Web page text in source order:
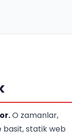
O zamanlar,
basit, statik web